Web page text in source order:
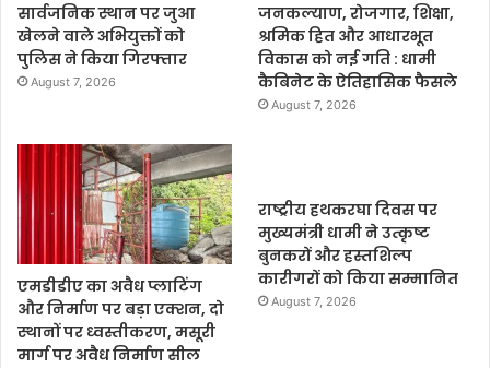
सार्वजनिक स्थान पर जुआ
खेलने वाले अभियुक्तों को
पुलिस ने किया गिरफ्तार
August 7, 2026
जनकल्याण, रोजगार, शिक्षा,
श्रमिक हित और आधारभूत
विकास को नई गति : धामी
कैबिनेट के ऐतिहासिक फैसले
August 7, 2026
एमडीडीए का अवैध प्लाटिंग
और निर्माण पर बड़ा एक्शन, दो
स्थानों पर ध्वस्तीकरण, मसूरी
मार्ग पर अवैध निर्माण सील
राष्ट्रीय हथकरघा दिवस पर
मुख्यमंत्री धामी ने उत्कृष्ट
बुनकरों और हस्तशिल्प
कारीगरों को किया सम्मानित
August 7, 2026